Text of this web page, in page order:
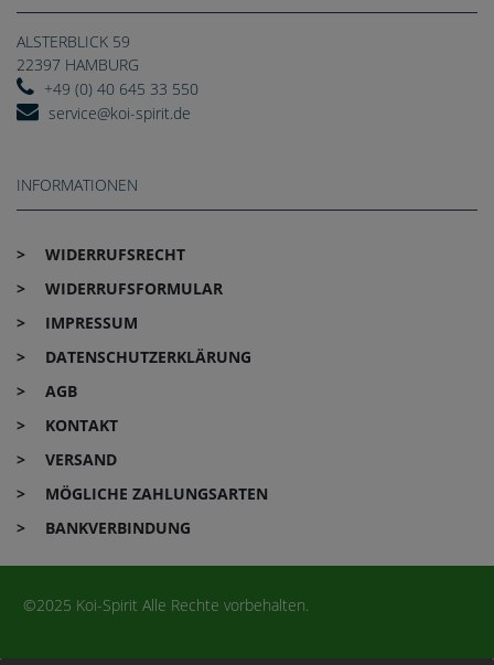
ALSTERBLICK 59
22397 HAMBURG
+49 (0) 40 645 33 550
service@koi-spirit.de
INFORMATIONEN
WIDERRUFS­RECHT
WIDERRUFS­FORMULAR
IMPRESSUM
DATEN­SCHUTZ­ERKLÄRUNG
AGB
KONTAKT
VERSAND
MÖGLICHE ZAHLUNGSARTEN
BANKVERBINDUNG
©2025 Koi-Spirit Alle Rechte vorbehalten.